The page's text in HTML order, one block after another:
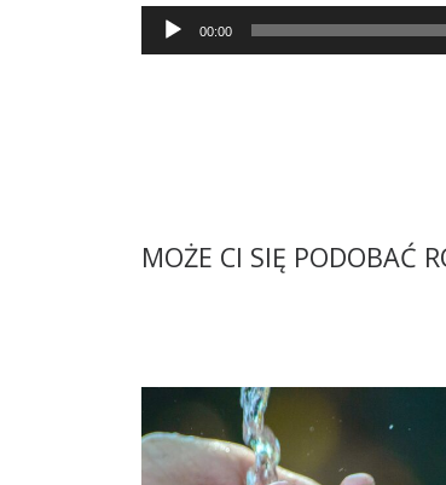
Audio
Player
00:00
MOŻE CI SIĘ PODOBAĆ